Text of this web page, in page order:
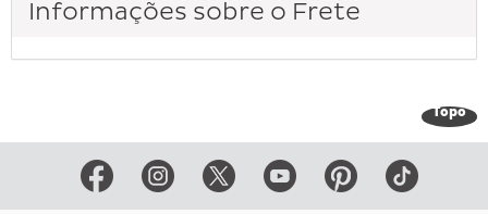
Informações sobre o Frete
Topo